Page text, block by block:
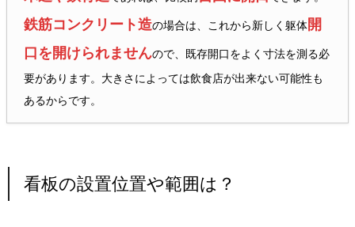
鉄筋コンクリート造の場合は、これから新しく躯体開
口を開けられませんので、既存開口をよく寸法を測る必
要があります。大きさによっては飲食店が出来ない可能性も
あるからです。
看板の設置位置や範囲は？